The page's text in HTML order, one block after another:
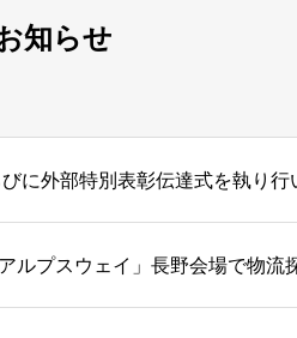
知らせ
に外部特別表彰伝達式を執り行
ルプスウェイ」長野会場で物流